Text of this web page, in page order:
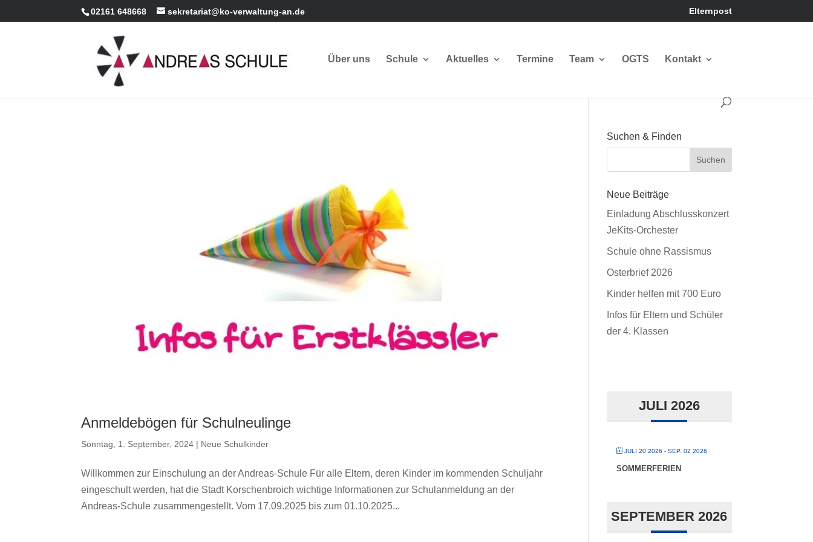
02161 648668 sekretariat@ko-verwaltung-an.de Elternpost
Über uns Schule Aktuelles Termine Team OGTS Kontakt
Anmeldebögen für Schulneulinge
Sonntag, 1. September, 2024 | Neue Schulkinder
Willkommen zur Einschulung an der Andreas-Schule Für alle Eltern, deren Kinder im kommenden Schuljahr
eingeschult werden, hat die Stadt Korschenbroich wichtige Informationen zur Schulanmeldung an der
Andreas-Schule zusammengestellt. Vom 17.09.2025 bis zum 01.10.2025...
Suchen & Finden
Neue Beiträge
Einladung Abschlusskonzert
JeKits-Orchester
Schule ohne Rassismus
Osterbrief 2026
Kinder helfen mit 700 Euro
Infos für Eltern und Schüler
der 4. Klassen
JULI 2026
JULI 20 2026 - SEP. 02 2026
SOMMERFERIEN
SEPTEMBER 2026